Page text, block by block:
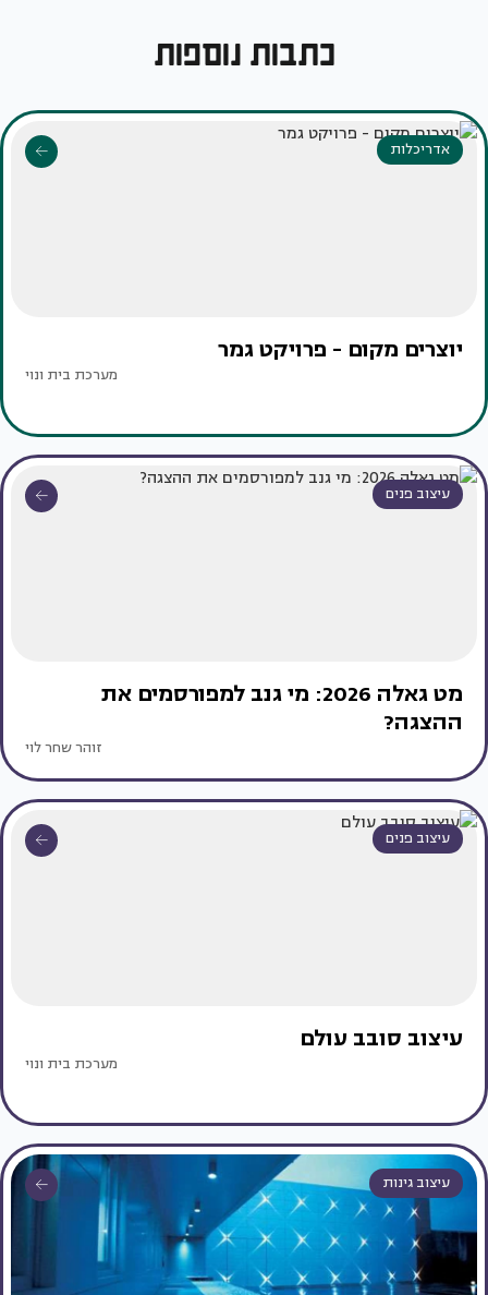
כתבות נוספות
אדריכלות
יוצרים מקום - פרויקט גמר
מערכת בית ונוי
עיצוב פנים
מט גאלה 2026: מי גנב למפורסמים את
ההצגה?
זוהר שחר לוי
עיצוב פנים
עיצוב סובב עולם
מערכת בית ונוי
עיצוב גינות